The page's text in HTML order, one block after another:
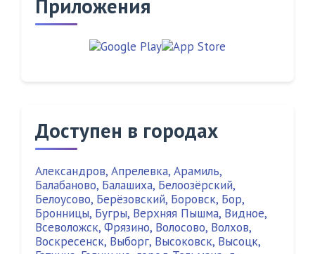
Приложения
Доступен в городах
Александров, Апрелевка, Арамиль,
Балабаново, Балашиха, Белоозёрский,
Белоусово, Берёзовский, Боровск, Бор,
Бронницы, Бугры, Верхняя Пышма, Видное,
Всеволожск, Фрязино, Волосово, Волхов,
Воскресенск, Выборг, Высоковск, Высоцк,